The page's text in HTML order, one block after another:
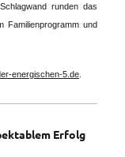
runden das
Familienprogramm und
energischen-5.de
Erfolg